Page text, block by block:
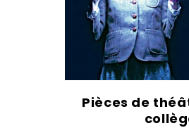
Pièces de